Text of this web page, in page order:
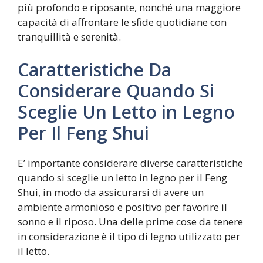
più profondo e riposante, nonché una maggiore
capacità di affrontare le sfide quotidiane con
tranquillità e serenità.
Caratteristiche Da
Considerare Quando Si
Sceglie Un Letto in Legno
Per Il Feng Shui
E’ importante considerare diverse caratteristiche
quando si sceglie un letto in legno per il Feng
Shui, in modo da assicurarsi di avere un
ambiente armonioso e positivo per favorire il
sonno e il riposo. Una delle prime cose da tenere
in considerazione è il tipo di legno utilizzato per
il letto.